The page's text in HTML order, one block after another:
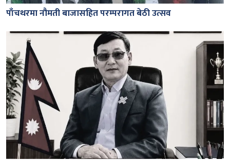
पाँचथरमा नौमती बाजासहित परम्परागत बेठी उत्सव